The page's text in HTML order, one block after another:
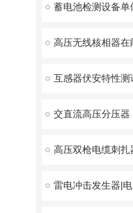
高压双枪电缆刺扎
雷电冲击发生器|